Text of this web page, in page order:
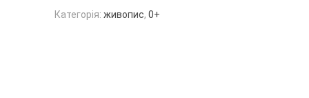
Категорія: живопис, 0+